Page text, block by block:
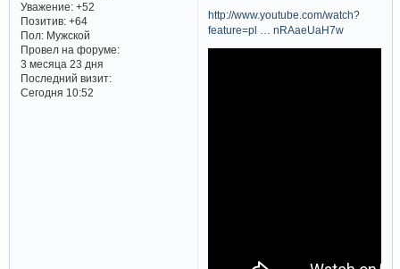
Уважение: +52
Позитив: +64
Пол:Мужской
Провел на форуме:
3 месяца 23 дня
Последний визит:
Сегодня 10:52
http://www.youtube.com/watch?
feature=pl … nRAaeUaH7w